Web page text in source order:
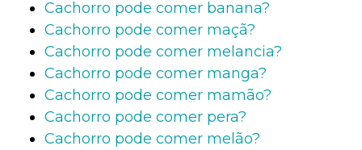
Cachorro pode comer banana?
Cachorro pode comer maçã?
Cachorro pode comer melancia?
Cachorro pode comer manga?
Cachorro pode comer mamão?
Cachorro pode comer pera?
Cachorro pode comer melão?